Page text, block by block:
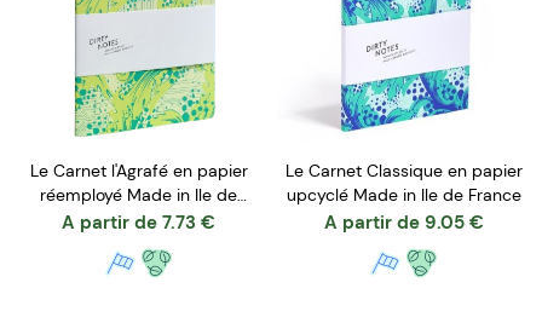
Le Carnet l'Agrafé en papier
réemployé Made in Ile de
France
A partir de 7.73 €
Le Carnet Classique en papier
upcyclé Made in Ile de France
A partir de 9.05 €